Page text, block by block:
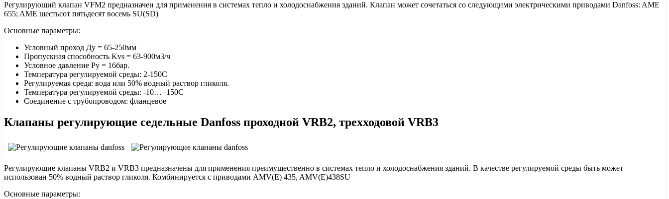
Регулирующий клапан VFM2 предназначен для применения в системах тепло и холодоснабжения зданий. Клапан может сочетаться со следующими электрическими приводами Danfoss: AME
655; AME шестьсот пятьдесят восемь SU(SD)
Основные параметры:
Условный проход Ду = 65-250мм
Пропускная способность Kvs = 63-900м3/ч
Условное давление Ру = 16бар.
Температура регулируемой среды: 2-150С
Регулируемая среда: вода или 50% водный раствор гликоля.
Температура регулируемой среды: -10…+150С
Соединение с трубопроводом: фланцевое
Клапаны регулирующие седельные Danfoss проходной VRB2, трехходовой VRB3
Регулирующие клапаны VRB2 и VRB3 предназначены для применения преимущественно в системах тепло и холодоснабжения зданий. В качестве регулируемой среды быть может
использован 50% водный раствор гликоля. Комбинируется с приводами AMV(Е) 435, AMV(Е)438SU
Основные параметры: